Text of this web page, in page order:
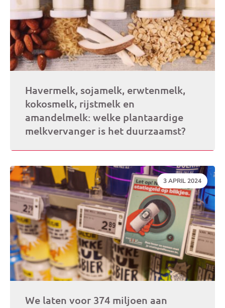
Havermelk, sojamelk, erwtenmelk,
kokosmelk, rijstmelk en
amandelmelk: welke plantaardige
melkvervanger is het duurzaamst?
DATUM:
3 APRIL 2024
We laten voor 374 miljoen aan